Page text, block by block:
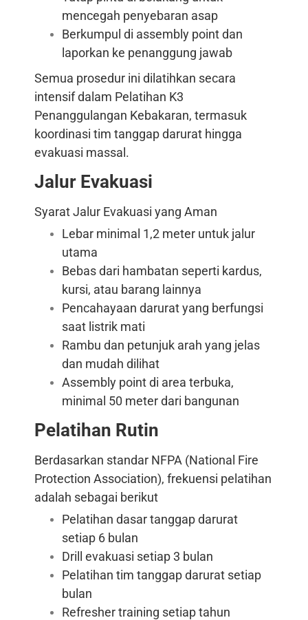
mencegah penyebaran asap
Berkumpul di assembly point dan
laporkan ke penanggung jawab
Semua prosedur ini dilatihkan secara
intensif dalam Pelatihan K3
Penanggulangan Kebakaran, termasuk
koordinasi tim tanggap darurat hingga
evakuasi massal.
Jalur Evakuasi
Syarat Jalur Evakuasi yang Aman
Lebar minimal 1,2 meter untuk jalur
utama
Bebas dari hambatan seperti kardus,
kursi, atau barang lainnya
Pencahayaan darurat yang berfungsi
saat listrik mati
Rambu dan petunjuk arah yang jelas
dan mudah dilihat
Assembly point di area terbuka,
minimal 50 meter dari bangunan
Pelatihan Rutin
Berdasarkan standar NFPA (National Fire
Protection Association), frekuensi pelatihan
adalah sebagai berikut
Pelatihan dasar tanggap darurat
setiap 6 bulan
Drill evakuasi setiap 3 bulan
Pelatihan tim tanggap darurat setiap
bulan
Refresher training setiap tahun